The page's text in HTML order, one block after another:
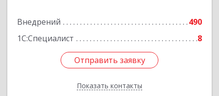
Внедрений
490
1С:Специалист
8
Отправить заявку
Показать контакты
Подробнее
Отправить заявку
Назад